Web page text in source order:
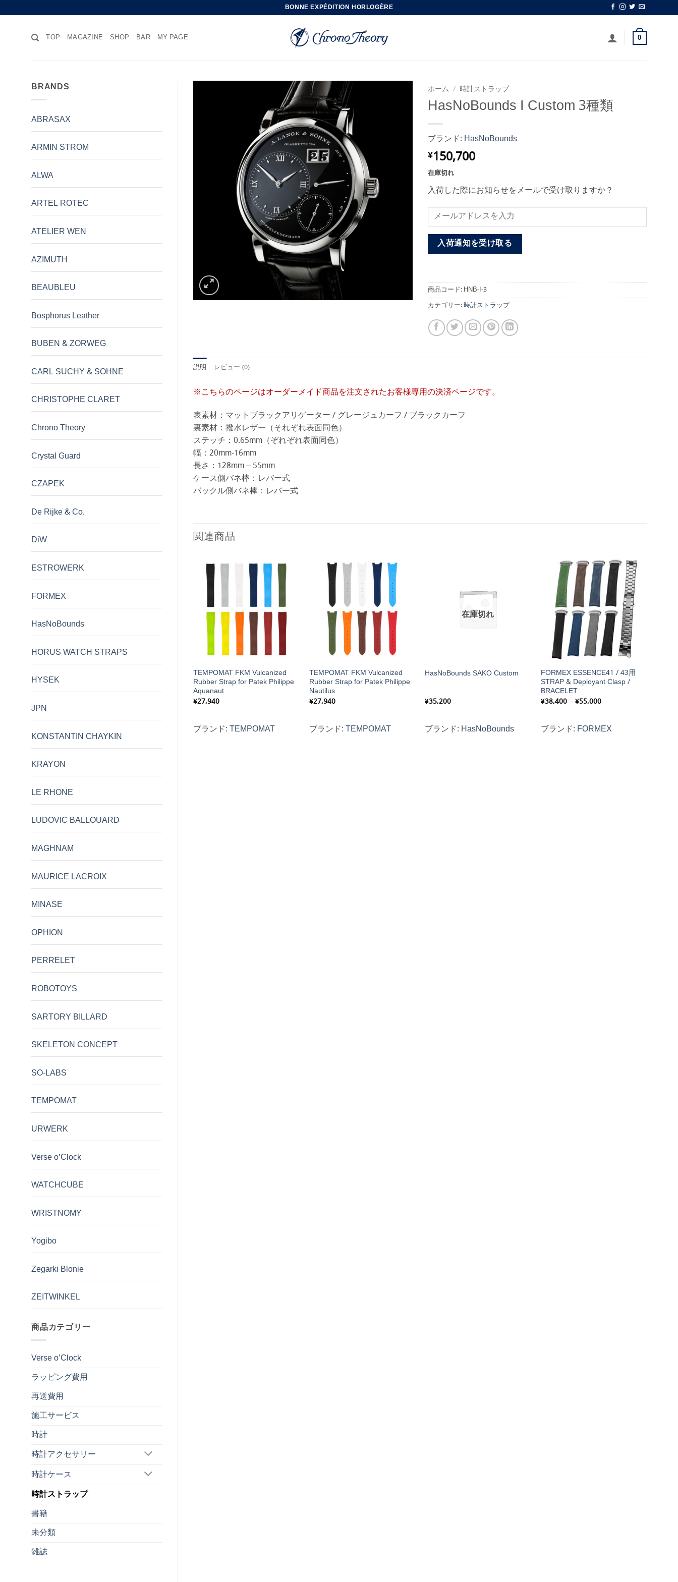
to
BONNE EXPÉDITION HORLOGÈRE
TOP MAGAZINE SHOP BAR MY PAGE 0
BRANDS
ABRASAX
ARMIN STROM
ALWA
ARTEL ROTEC
ATELIER WEN
AZIMUTH
BEAUBLEU
Bosphorus Leather
BUBEN & ZORWEG
CARL SUCHY & SOHNE
CHRISTOPHE CLARET
Chrono Theory
Crystal Guard
CZAPEK
De Rijke & Co.
DiW
ESTROWERK
FORMEX
HasNoBounds
HORUS WATCH STRAPS
HYSEK
JPN
KONSTANTIN CHAYKIN
KRAYON
LE RHONE
LUDOVIC BALLOUARD
MAGHNAM
MAURICE LACROIX
MINASE
OPHION
PERRELET
ROBOTOYS
SARTORY BILLARD
SKELETON CONCEPT
SO-LABS
TEMPOMAT
URWERK
Verse o'Clock
WATCHCUBE
WRISTNOMY
Yogibo
Zegarki Blonie
ZEITWINKEL
商品カテゴリー
Verse o’Clock
ラッピング費用
再送費用
施工サービス
時計
時計アクセサリー
時計ケース
時計ストラップ
書籍
未分類
雑誌
ホーム / 時計ストラップ
HasNoBounds I Custom 3種類
ブランド: HasNoBounds
¥150,700
在庫切れ
入荷した際にお知らせをメールで受け取りますか？
入荷通知を受け取る
商品コード:HNB-I-3
カテゴリー:時計ストラップ
説明 レビュー (0)
※こちらのページはオーダーメイド商品を注文されたお客様専用の決済ページです。
表素材：マットブラックアリゲーター / グレージュカーフ / ブラックカーフ
裏素材：撥水レザー（それぞれ表面同色）
ステッチ：0.65mm（ぞれぞれ表面同色）
幅：20mm-16mm
長さ：128mm – 55mm
ケース側バネ棒：レバー式
バックル側バネ棒：レバー式
関連商品
TEMPOMAT FKM Vulcanized
Rubber Strap for Patek Philippe
Aquanaut
¥27,940
ブランド:TEMPOMAT
TEMPOMAT FKM Vulcanized
Rubber Strap for Patek Philippe
Nautilus
¥27,940
ブランド:TEMPOMAT
在庫切れ
HasNoBounds SAKO Custom
¥35,200
ブランド: HasNoBounds
FORMEX ESSENCE41 / 43用
STRAP & Deployant Clasp /
BRACELET
¥38,400–¥55,000価
–
ブランド: FORMEX
OAK 41mm
¥27,100
¥29,300
Deployant Clasp
¥38,400